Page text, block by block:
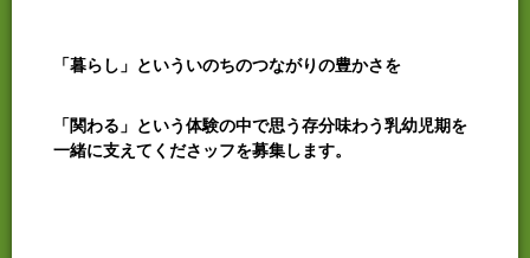
「暮らし」といういのちのつながりの豊かさを
「関わる」という体験の中で思う存分味わう乳幼児期を
一緒に支えてくださッフを募集します。